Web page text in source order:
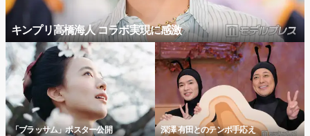
キンプリ高橋海人 コラボ実現に感激
「ブラッサム」ポスター公開 深澤 有田とのテンポ手応え